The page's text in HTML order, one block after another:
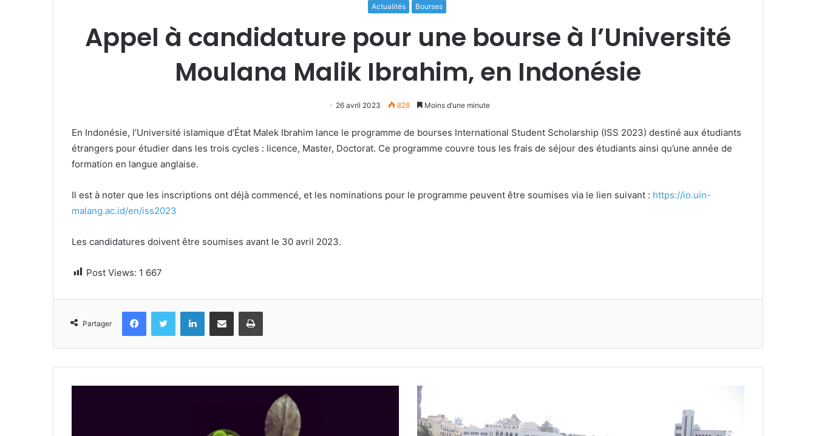
Actualités Bourses
Appel à candidature pour une bourse à l’Université
Moulana Malik Ibrahim, en Indonésie
26 avril 2023 828 Moins d’une minute
En Indonésie, l’Université islamique d’État Malek Ibrahim lance le programme de bourses International Student Scholarship (ISS 2023) destiné aux étudiants
étrangers pour étudier dans les trois cycles : licence, Master, Doctorat. Ce programme couvre tous les frais de séjour des étudiants ainsi qu’une année de
formation en langue anglaise.
Il est à noter que les inscriptions ont déjà commencé, et les nominations pour le programme peuvent être soumises via le lien suivant : https://io.uin-
malang.ac.id/en/iss2023
Les candidatures doivent être soumises avant le 30 avril 2023.
Post Views: 1 667
Partager
FacebookTwitter LinkedinPartager par email Imprimer